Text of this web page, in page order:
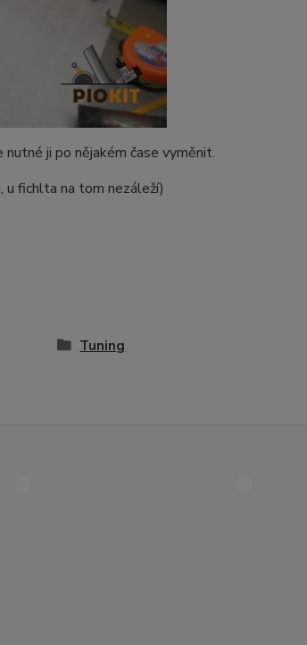
ji po nějakém čase vyměnit.
u fichlta na tom nezáleží)
Tuning